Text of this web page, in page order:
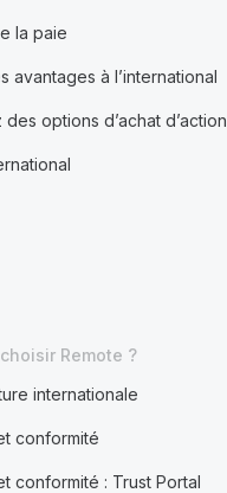
la paie
avantages à l’international
options d’achat d’action
Remote ?
internationale
conformité
conformité : Trust Portal